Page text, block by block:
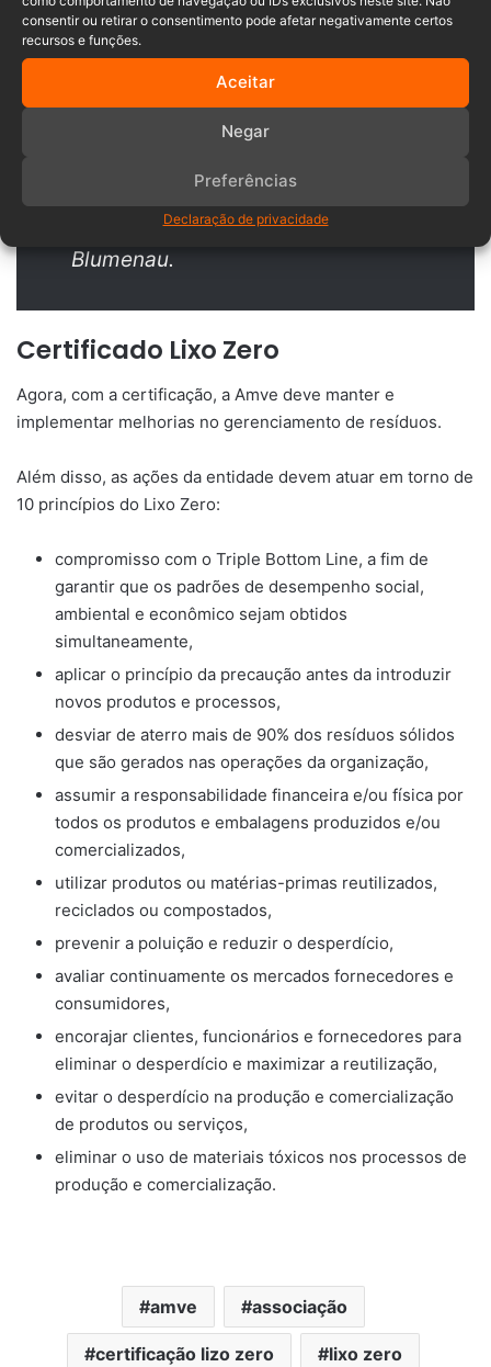
consentir ou retirar o consentimento pode afetar negativamente certos
recursos e funções.
Aceitar
Negar
Preferências
Declaração de privacidade
alcançar este selo, demonstrando
que estamos alinhados com os
valores e os anseios de um futuro
com mais consciência e
destaca o presidente da Amve,
Mário Hildebrandt, prefeito de
Blumenau.
Certificado Lixo Zero
Agora, com a certificação, a Amve deve manter e
implementar melhorias no gerenciamento de resíduos.
Além disso, as ações da entidade devem atuar em torno de
10 princípios do Lixo Zero:
compromisso com o Triple Bottom Line, a fim de
garantir que os padrões de desempenho social,
ambiental e econômico sejam obtidos
simultaneamente,
aplicar o princípio da precaução antes da introduzir
novos produtos e processos,
desviar de aterro mais de 90% dos resíduos sólidos
que são gerados nas operações da organização,
assumir a responsabilidade financeira e/ou física por
todos os produtos e embalagens produzidos e/ou
comercializados,
utilizar produtos ou matérias-primas reutilizados,
reciclados ou compostados,
prevenir a poluição e reduzir o desperdício,
avaliar continuamente os mercados fornecedores e
consumidores,
encorajar clientes, funcionários e fornecedores para
eliminar o desperdício e maximizar a reutilização,
evitar o desperdício na produção e comercialização
de produtos ou serviços,
eliminar o uso de materiais tóxicos nos processos de
produção e comercialização.
amve associação
certificação lizo zero lixo zero